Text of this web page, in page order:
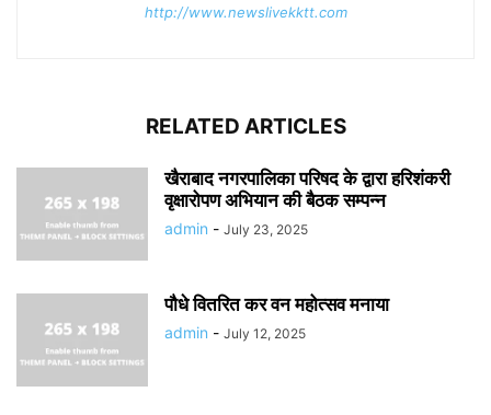
http://www.newslivekktt.com
RELATED ARTICLES
खैराबाद नगरपालिका परिषद के द्वारा हरिशंकरी
वृक्षारोपण अभियान की बैठक सम्पन्न
admin - July 23, 2025
पौधे वितरित कर वन महोत्सव मनाया
admin - July 12, 2025